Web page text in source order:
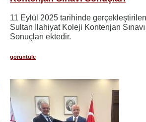
11 Eylül 2025 tarihinde
Sultan İlahiyat Koleji Kontenjan Sınavı
Sonuçları ektedir.
görüntüle